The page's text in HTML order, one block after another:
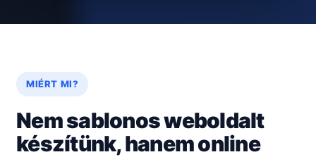
MIÉRT MI?
Nem sablonos weboldalt
készítünk, hanem online